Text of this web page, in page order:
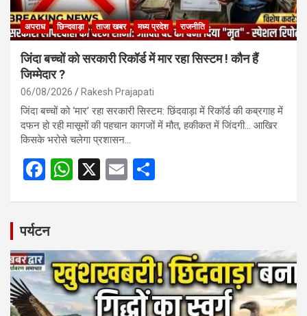
अपराध छिन्दवाड़ा ताजा खबर मध्य प्रदेश राजनीति
जिंदा बच्चों को सरकारी रिकॉर्ड में मार रहा सिस्टम ! कौन हैं
जिम्मेदार ?
06/08/2026 Rakesh Prajapati
जिंदा बच्चों को ‘मार’ रहा सरकारी सिस्टम: छिंदवाड़ा में रिकॉर्ड की कब्रगाह में
दफन हो रही मासूमों की पहचान कागजों में मौत, हकीकत में जिंदगी… आखिर
किसके भरोसे चलेगा प्रशासन…
F
b
o
o
k
W
A
p
p
X
E
पर्यटन